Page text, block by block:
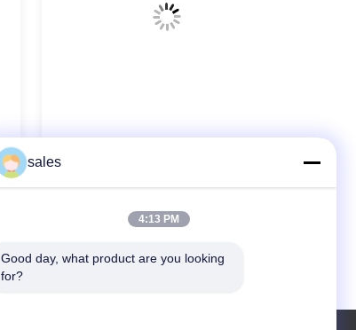
sales
4:13 PM
Good day, what product are you looking
for?